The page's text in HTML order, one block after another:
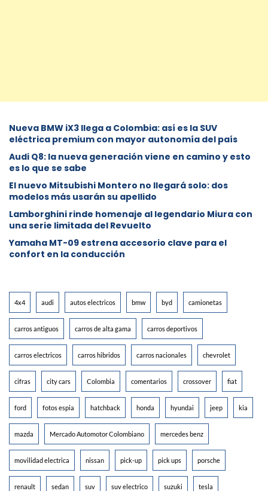
Nueva BMW iX3 llega a Colombia: así es la SUV
eléctrica premium con mayor autonomía del país
Audi Q8: la nueva generación viene en camino y esto
es lo que se sabe
⁠El nuevo Mitsubishi Montero no llegará solo: dos
modelos más usarán su apellido
Lamborghini rinde homenaje al legendario Miura con
una serie limitada del Revuelto
Yamaha MT-09 estrena accesorio clave para el
confort en la conducción
4x4 audi autos electricos bmw byd camionetas
carros antiguos carros de alta gama carros deportivos
carros electricos carros hibridos carros nacionales chevrolet
cifras city cars Colombia comentarios crossover fiat
ford fotos espia hatchback honda hyundai jeep kia
mazda Mercado Automotor Colombiano mercedes benz
movilidad electrica nissan pick-up pick ups porsche
renault sedan suv suv electrico suzuki tesla